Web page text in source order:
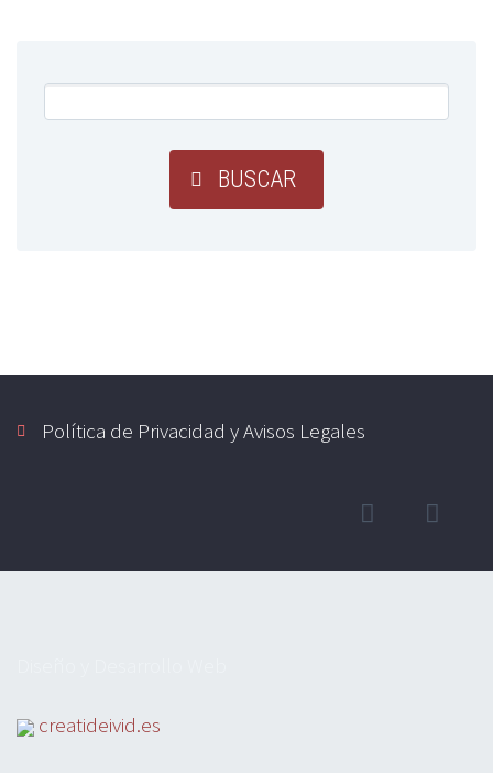
BUSCAR
Política de Privacidad y Avisos Legales
creatideivid.es